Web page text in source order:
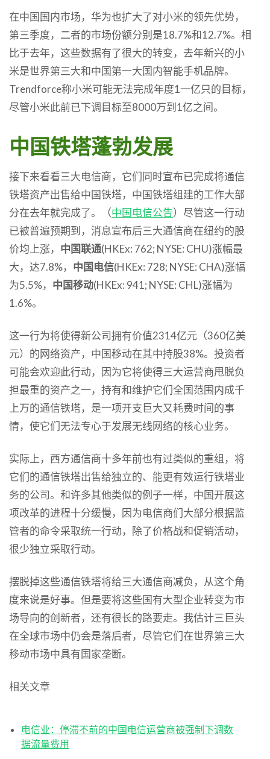
在中国国内市场，华为也扩大了对小米的领先优势，
第三季度，二者的市场份额分别是18.7%和12.7%。相
比于去年，这些数据有了很大的转变，去年新兴的小
米是世界第三大和中国第一大国内智能手机品牌。
Trendforce称小米可能无法完成年度1一亿只的目标，
尽管小米此前已下调目标至8000万到1亿之间。
中国铁塔蓬勃发展
接下来看看三大电信商，它们同时宣布已完成将通信
铁塔资产出售给中国铁塔，中国铁塔组建的工作大部
分在去年就完成了。（中国电信公告）尽管这一行动
已被普遍预期到，消息宣布后三大通信商在纽约的股
价均上涨， 中国联通(HKEx: 762; NYSE: CHU)涨幅最
大，达7.8%， 中国电信(HKEx: 728; NYSE: CHA)涨幅
为5.5%， 中国移动(HKEx: 941; NYSE: CHL)涨幅为
1.6%。
这一行为将使得新公司拥有价值2314亿元（360亿美
元）的网络资产，中国移动在其中持股38%。投资者
可能会欢迎此行动，因为它将使得三大运营商甩脱负
担最重的资产之一，持有和维护它们全国范围内成千
上万的通信铁塔，是一项开支巨大又耗费时间的事
情，使它们无法专心于发展无线网络的核心业务。
实际上，西方通信商十多年前也有过类似的重组，将
它们的通信铁塔出售给独立的、能更有效运行铁塔业
务的公司。和许多其他类似的例子一样，中国开展这
项改革的进程十分缓慢，因为电信商们大部分根据监
管者的命令采取统一行动，除了价格战和促销活动，
很少独立采取行动。
摆脱掉这些通信铁塔将给三大通信商减负，从这个角
度来说是好事。但是要将这些国有大型企业转变为市
场导向的创新者，还有很长的路要走。我估计三巨头
在全球市场中仍会是落后者，尽管它们在世界第三大
移动市场中具有国家垄断。
相关文章
电信业：停滞不前的中国电信运营商被强制下调数
据流量费用